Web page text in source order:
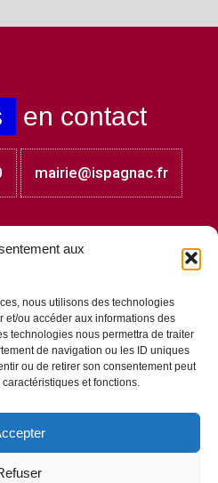
aux
nous utilisons des technologies
et/ou accéder aux informations des
technologies nous permettra de traiter
de navigation ou les ID uniques
ou de retirer son consentement peut
et fonctions.
en contact
mairie@ispagnac.fr
- 17h00
à télécharger